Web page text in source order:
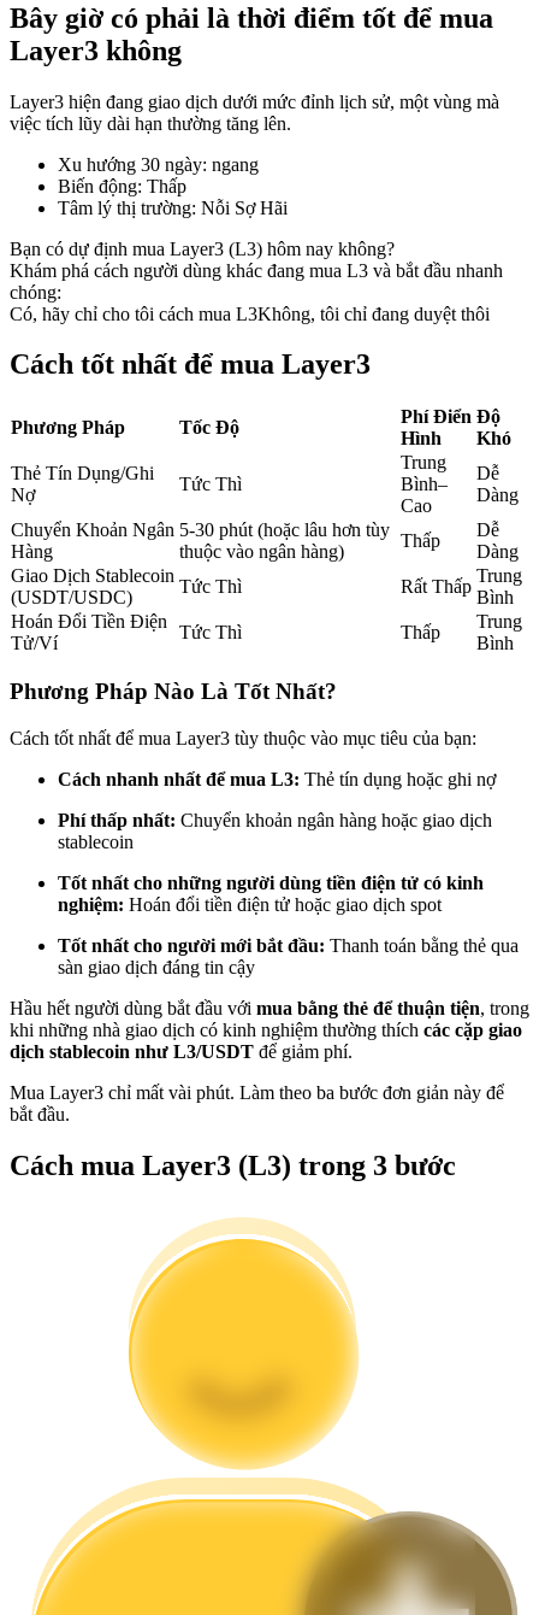
Phái sinh cổ phiếu, ngoại hối, kim loại quý và hàng hóa
USDC Futures vĩnh cửu
Futures sử dụng USDC làm tài sản thế chấp
Sao chép Giao dịch
Tham gia cùng các nhà giao dịch hàng đầu
Trở thành Nhà giao dịch Sao chép
Tận hưởng chia sẻ lợi nhuận và hoa hồng giao dịch sao chép
Thông tin
Phân tích dữ liệu lớn bao gồm thông tin giao dịch, v.v.
Hướng dẫn
Hướng dẫn giao dịch Spot
Bây giờ có phải là thời điểm tốt để mua
Layer3 không
Layer3 hiện đang giao dịch dưới mức đỉnh lịch sử, một vùng mà
việc tích lũy dài hạn thường tăng lên.
Xu hướng 30 ngày: ngang
Biến động: Thấp
Tâm lý thị trường: Nỗi Sợ Hãi
Bạn có dự định mua Layer3 (L3) hôm nay không?
Khám phá cách người dùng khác đang mua L3 và bắt đầu nhanh
chóng:
Có, hãy chỉ cho tôi cách mua L3Không, tôi chỉ đang duyệt thôi
Cách tốt nhất để mua Layer3
Phương Pháp Tốc Độ
Phí Điển
Hình
Độ
Khó
Thẻ Tín Dụng/Ghi
Nợ
Tức Thì
Trung
Bình–
Cao
Dễ
Dàng
Chuyển Khoản Ngân
Hàng
5-30 phút (hoặc lâu hơn tùy
thuộc vào ngân hàng)
Thấp
Dễ
Dàng
Giao Dịch Stablecoin
(USDT/USDC)
Tức Thì Rất Thấp
Trung
Bình
Hoán Đổi Tiền Điện
Tử/Ví
Tức Thì Thấp
Trung
Bình
Phương Pháp Nào Là Tốt Nhất?
Cách tốt nhất để mua Layer3 tùy thuộc vào mục tiêu của bạn:
Cách nhanh nhất để mua L3: Thẻ tín dụng hoặc ghi nợ
Phí thấp nhất: Chuyển khoản ngân hàng hoặc giao dịch
stablecoin
Tốt nhất cho những người dùng tiền điện tử có kinh
nghiệm: Hoán đổi tiền điện tử hoặc giao dịch spot
Tốt nhất cho người mới bắt đầu: Thanh toán bằng thẻ qua
sàn giao dịch đáng tin cậy
Hầu hết người dùng bắt đầu với mua bằng thẻ để thuận tiện, trong
khi những nhà giao dịch có kinh nghiệm thường thích các cặp giao
dịch stablecoin như L3/USDT để giảm phí.
Mua Layer3 chỉ mất vài phút. Làm theo ba bước đơn giản này để
bắt đầu.
Cách mua Layer3 (L3) trong 3 bước